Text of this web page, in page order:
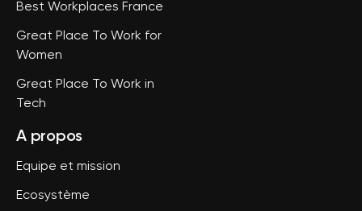
Best Workplaces France
Great Place To Work for
Women
Great Place To Work in
Tech
A propos
Equipe et mission
Ecosystème